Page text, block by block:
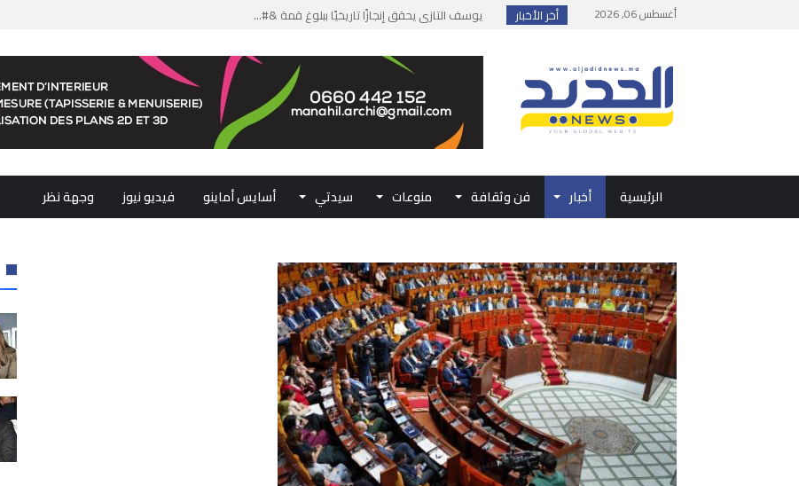
أغسطس 06, 2026 أخر الأخبار
إطلاق حصة إضافية من الدعم الاستثنائي لمهنيي ال...
بلاغ من الديوان الملكي...
حفل الولاء بتطوان.. ممثلو جهات المملكة يجددون ...
الرئيسية أخبار فن وثقافة منوعات سيدتي أسايس أماينو فيديو نيوز وجهة نظر